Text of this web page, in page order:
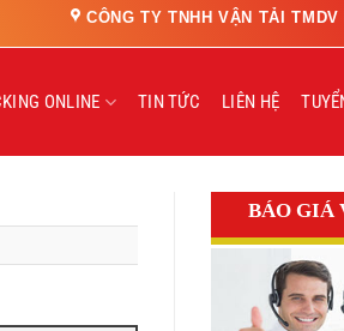
CÔNG TY TNHH VẬN TẢI
ONLINE TIN TỨC LIÊN HỆ
BÁO GIÁ